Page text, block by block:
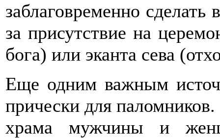
заблаговременно сделать
за присутствие на
бога) или эканта сева
Еще одним важным
прически для
храма мужчины и